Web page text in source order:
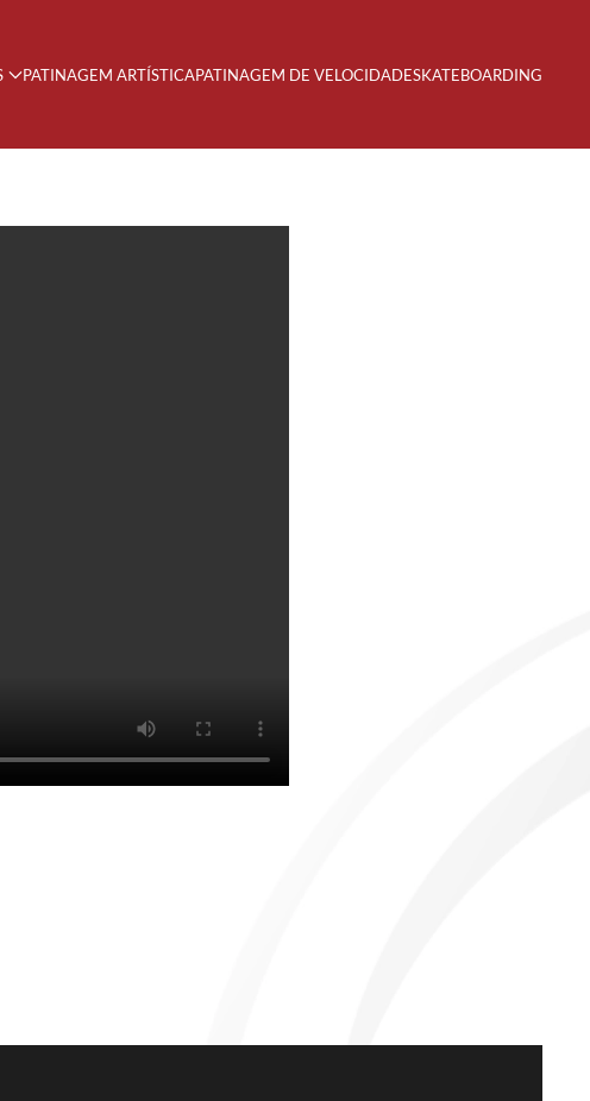
PATINAGEM ARTÍSTICAPATINAGEM DE VELOCIDADESKATEBOARDING